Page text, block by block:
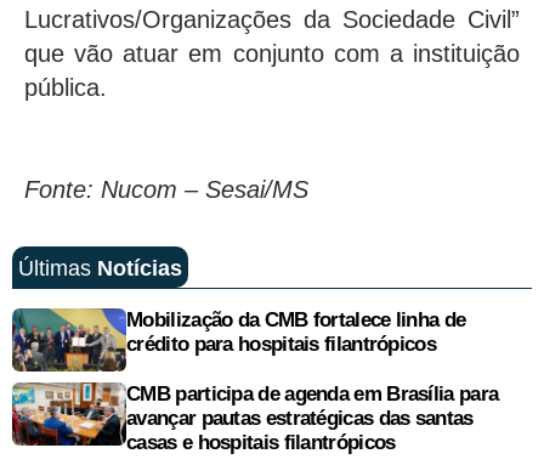
Lucrativos/Organizações da Sociedade Civil”
que vão atuar em conjunto com a instituição
pública.
Fonte: Nucom – Sesai/MS
Últimas Notícias
Mobilização da CMB fortalece linha de
crédito para hospitais filantrópicos
CMB participa de agenda em Brasília para
avançar pautas estratégicas das santas
casas e hospitais filantrópicos